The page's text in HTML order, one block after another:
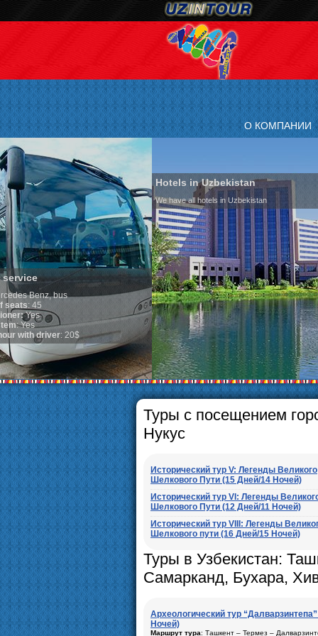
О КОМПАНИИ
Hotels in Uzbekistan
We have all hotels in Uzbekistan
Culture of
By nature Uzbeks prefer
is why migration and
any influence on
general, the level of the
growth is very high. In
marriages is significantly
percentage of divorce
in the world. According to
family is regarded as
The usual Uzbek family,
rather big. On the
5-6 children.
Туры с посещением
Нукус
Исторический тур V: Легенды Великого
Шелкового Пути (15 Дней/14 Ночей)
Исторический тур VI: Легенды
Шелкового Пути (12 Дней/11 Ночей)
Исторический тур VIII: Легенды
Шелкового пути (16 Дней/15 Ночей)
Туры в Узбекистан:
Самарканд, Бухара,
Археологический тур
Ночей)
Маршрут тура: Ташкент – Термез –